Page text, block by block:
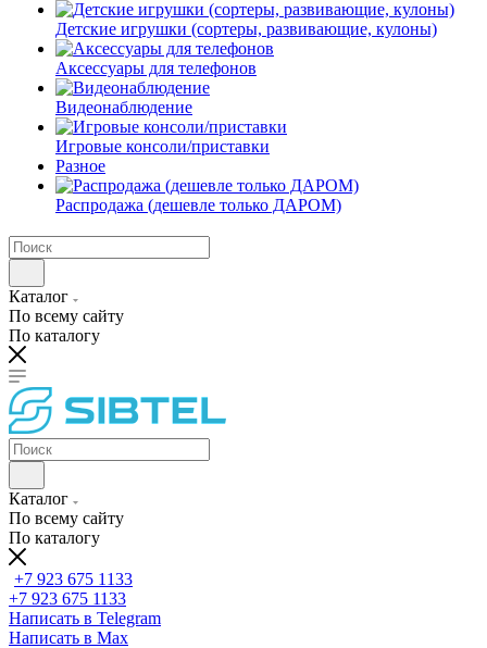
Детские игрушки (сортеры, развивающие, кулоны)
Аксессуары для телефонов
Видеонаблюдение
Игровые консоли/приставки
Разное
Распродажа (дешевле только ДАРОМ)
Каталог
По всему сайту
По каталогу
Каталог
По всему сайту
По каталогу
+7 923 675 1133
+7 923 675 1133
Написать в Telegram
Написать в Max